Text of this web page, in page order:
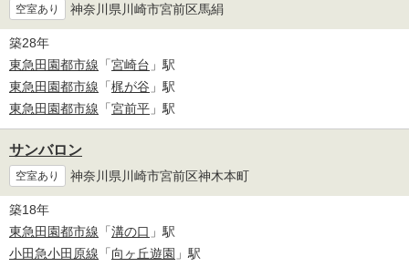
空室あり 神奈川県川崎市宮前区馬絹
築28年
東急田園都市線 「宮崎台 」駅
東急田園都市線 「梶が谷 」駅
東急田園都市線 「宮前平 」駅
サンバロン
空室あり 神奈川県川崎市宮前区神木本町
築18年
東急田園都市線 「溝の口 」駅
小田急小田原線 「向ヶ丘遊園 」駅